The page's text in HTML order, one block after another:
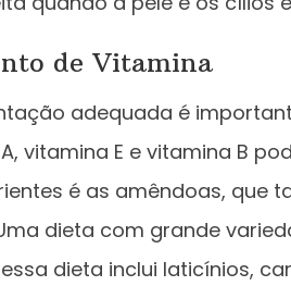
de Vitamina
adequada é
vitamina E e vitamina B
é as amêndoas, que
dieta com grande
dieta inclui laticínios,